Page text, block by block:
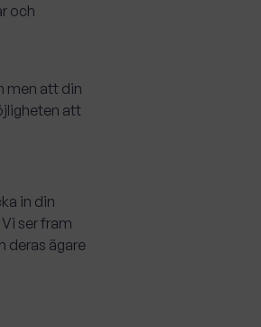
och
men att din
att
in din
ser fram
deras ägare